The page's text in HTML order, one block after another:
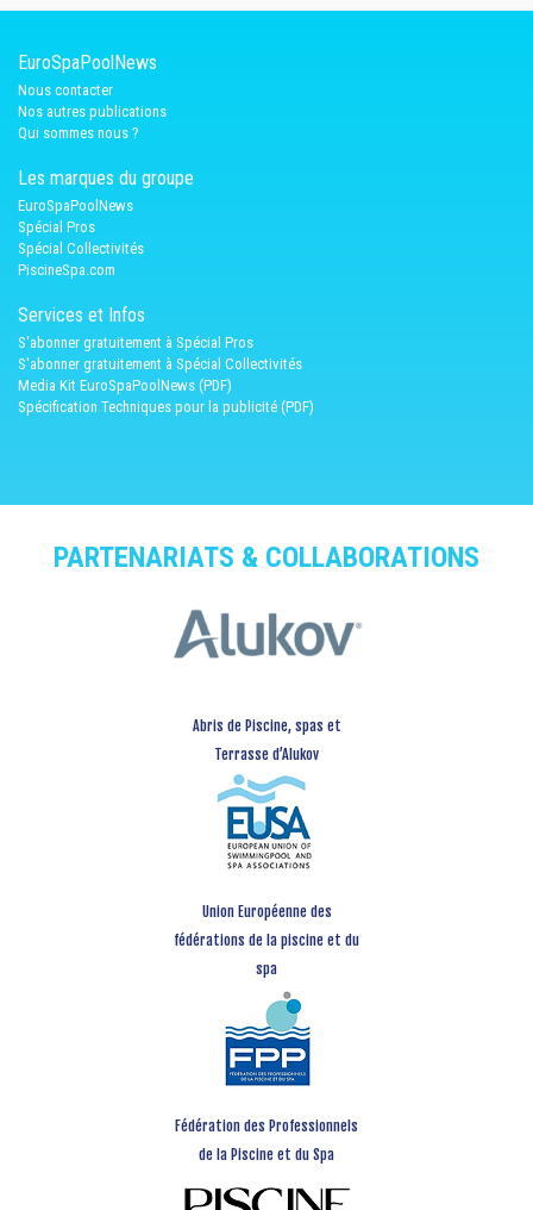
EuroSpaPoolNews
Nous contacter
Nos autres publications
Qui sommes nous ?
Les marques du groupe
EuroSpaPoolNews
Spécial Pros
Spécial Collectivités
PiscineSpa.com
Services et Infos
S'abonner gratuitement à Spécial Pros
S'abonner gratuitement à Spécial Collectivités
Media Kit EuroSpaPoolNews (PDF)
Spécification Techniques pour la publicité (PDF)
PARTENARIATS & COLLABORATIONS
Abris de Piscine, spas et
Terrasse d’Alukov
Union Européenne des
fédérations de la piscine et du
spa
Fédération des Professionnels
de la Piscine et du Spa